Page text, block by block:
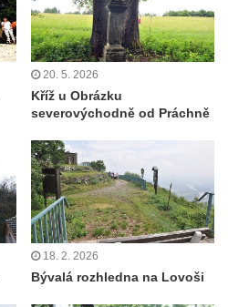
20. 5. 2026
Kříž u Obrázku
severovýchodně od Práchně
18. 2. 2026
Bývalá rozhledna na Lovoši